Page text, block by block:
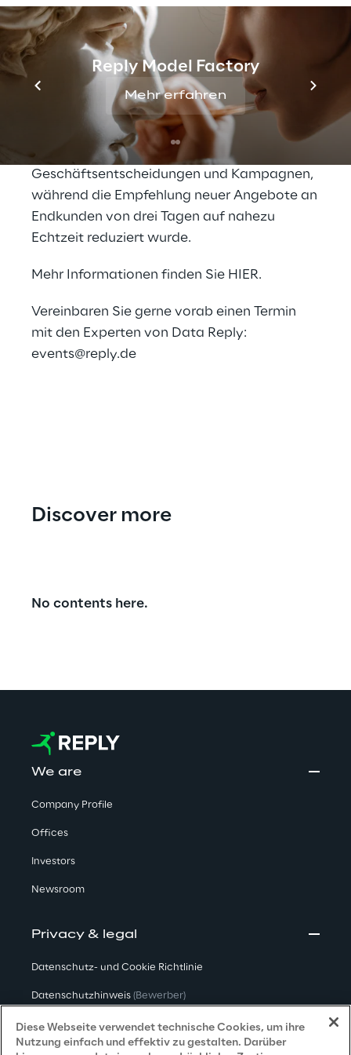
Reply Model Factory
Mehr erfahren
Business Reportings. Wir erklären, wie Data
Reply seinem Kunden half, mehrere
langsame on Premise DWH ETL-Jobs auf
eine nahezu in Echtzeit arbeitende,
zuverlässige und wartbare Microservice-
Architektur basierend auf Kafka Stream und
Kubernetes zu migrieren. Der Kunde erhält
sofortiges Feedback über
Geschäftsentscheidungen und Kampagnen,
während die Empfehlung neuer Angebote an
Endkunden von drei Tagen auf nahezu
Echtzeit reduziert wurde.
Mehr Informationen finden Sie HIER.
Vereinbaren Sie gerne vorab einen Termin
mit den Experten von Data Reply:
events@reply.de
Discover more
No contents here.
We are
Company Profile
Offices
Investors
Newsroom
Privacy & legal
Datenschutz- und Cookie Richtlinie
Datenschutzhinweis (Bewerber)
Datenschutzhinweis(Kunden)
Datenschutzhinweis (Dienstleister)
Diese Webseite verwendet technische Cookies, um ihre
Nutzung einfach und effektiv zu gestalten. Darüber